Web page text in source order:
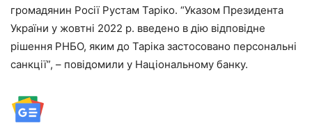
громадянин Росії Рустам Таріко. “Указом Президента
України у жовтні 2022 р. введено в дію відповідне
рішення РНБО, яким до Таріка застосовано персональні
санкції”, – повідомили у Національному банку.